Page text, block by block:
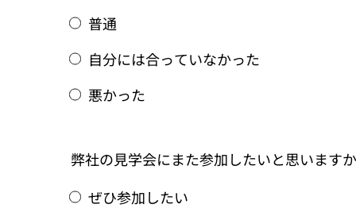
普通
自分には合っていなかった
悪かった
弊社の見学会にまた参加したいと思います
ぜひ参加したい